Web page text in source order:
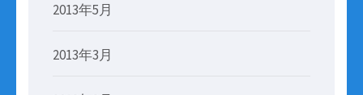
2013年5月
2013年3月